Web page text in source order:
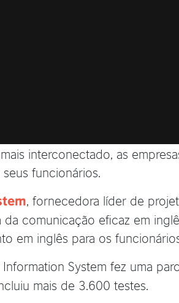
interconectado, as
funcionários.
, fornecedora líder de
comunicação eficaz em
em inglês para os
System fez uma
mais de 3.600 testes.